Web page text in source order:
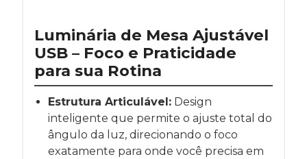
Luminária de Mesa Ajustável
USB – Foco e Praticidade
para sua Rotina
Estrutura Articulável: Design
inteligente que permite o ajuste total do
ângulo da luz, direcionando o foco
exatamente para onde você precisa em